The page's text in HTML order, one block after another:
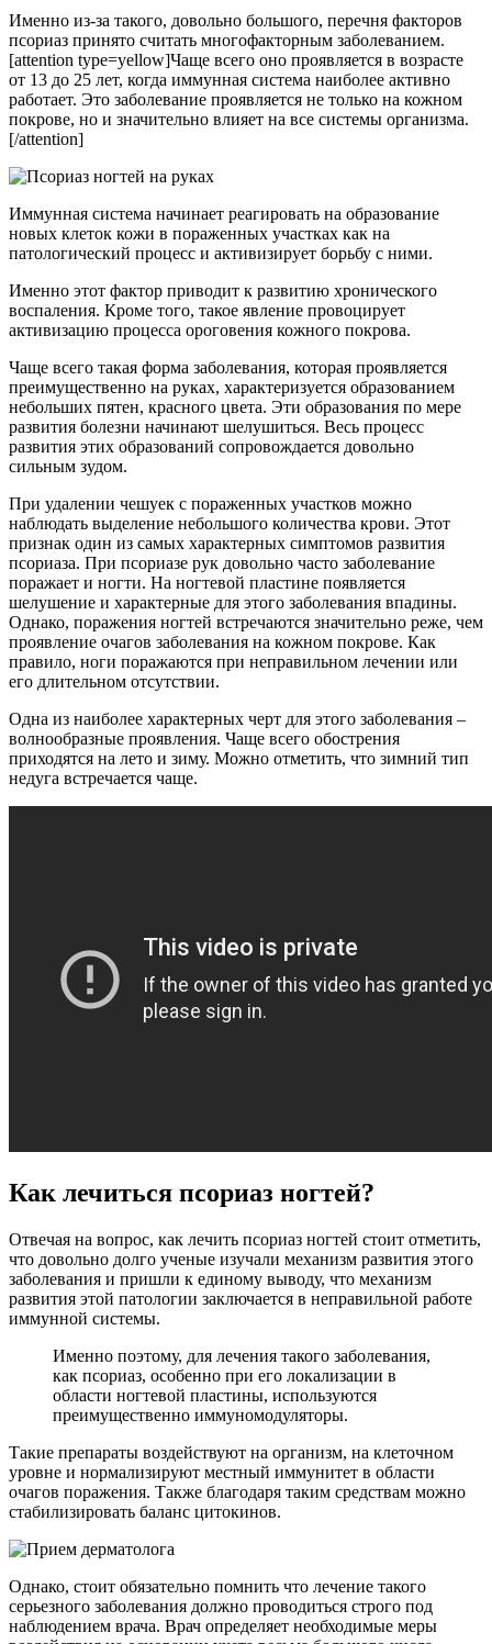
Именно из-за такого, довольно большого, перечня факторов
псориаз принято считать многофакторным заболеванием.
[attention type=yellow]Чаще всего оно проявляется в возрасте
от 13 до 25 лет, когда иммунная система наиболее активно
работает. Это заболевание проявляется не только на кожном
покрове, но и значительно влияет на все системы организма.
[/attention]
Иммунная система начинает реагировать на образование
новых клеток кожи в пораженных участках как на
патологический процесс и активизирует борьбу с ними.
Именно этот фактор приводит к развитию хронического
воспаления. Кроме того, такое явление провоцирует
активизацию процесса ороговения кожного покрова.
Чаще всего такая форма заболевания, которая проявляется
преимущественно на руках, характеризуется образованием
небольших пятен, красного цвета. Эти образования по мере
развития болезни начинают шелушиться. Весь процесс
развития этих образований сопровождается довольно
сильным зудом.
При удалении чешуек с пораженных участков можно
наблюдать выделение небольшого количества крови. Этот
признак один из самых характерных симптомов развития
псориаза. При псориазе рук довольно часто заболевание
поражает и ногти. На ногтевой пластине появляется
шелушение и характерные для этого заболевания впадины.
Однако, поражения ногтей встречаются значительно реже, чем
проявление очагов заболевания на кожном покрове. Как
правило, ноги поражаются при неправильном лечении или
его длительном отсутствии.
Одна из наиболее характерных черт для этого заболевания –
волнообразные проявления. Чаще всего обострения
приходятся на лето и зиму. Можно отметить, что зимний тип
недуга встречается чаще.
Как лечиться псориаз ногтей?
Отвечая на вопрос, как лечить псориаз ногтей стоит отметить,
что довольно долго ученые изучали механизм развития этого
заболевания и пришли к единому выводу, что механизм
развития этой патологии заключается в неправильной работе
иммунной системы.
Именно поэтому, для лечения такого заболевания,
как псориаз, особенно при его локализации в
области ногтевой пластины, используются
преимущественно иммуномодуляторы.
Такие препараты воздействуют на организм, на клеточном
уровне и нормализируют местный иммунитет в области
очагов поражения. Также благодаря таким средствам можно
стабилизировать баланс цитокинов.
Однако, стоит обязательно помнить что лечение такого
серьезного заболевания должно проводиться строго под
наблюдением врача. Врач определяет необходимые меры